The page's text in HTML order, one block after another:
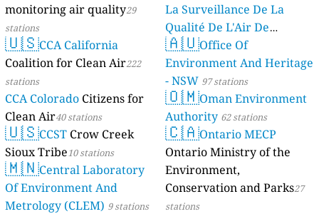
monitoring air quality29
stations
🇺🇸CCA California
Coalition for Clean Air222
stations
CCA Colorado Citizens for
Clean Air40 stations
🇺🇸CCST Crow Creek
Sioux Tribe10 stations
🇲🇳Central Laboratory
Of Environment And
Metrology (CLEM) 9 stations
La Surveillance De La
Qualité De L'Air De
Mayotte 4 stations
🇦🇺Office Of
Environment And Heritage
- NSW 97 stations
🇴🇲Oman Environment
Authority 62 stations
🇨🇦Ontario MECP
Ontario Ministry of the
Environment,
Conservation and Parks27
stations